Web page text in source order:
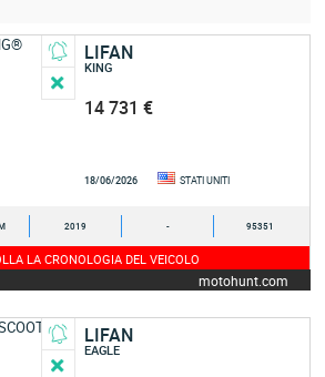
LIFAN
KING
14 731 €
18/06/2026 STATI UNITI
2019 - 95351
LA CRONOLOGIA DEL VEICOLO
motohunt.com
LIFAN
EAGLE